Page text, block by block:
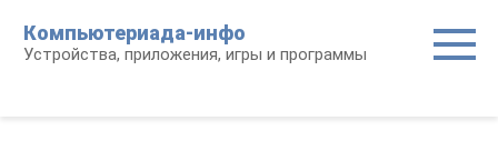
контенту
Компьютериада-инфо
Устройства, приложения, игры и программы